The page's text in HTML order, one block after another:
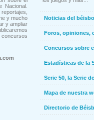
Nacional.
y mucho
y ampliar
concursos
Noticias del
Foros, opiniones,
Concursos sobre
Estadísticas de la
Serie 50, la Serie
Mapa de nuestra
Directorio de